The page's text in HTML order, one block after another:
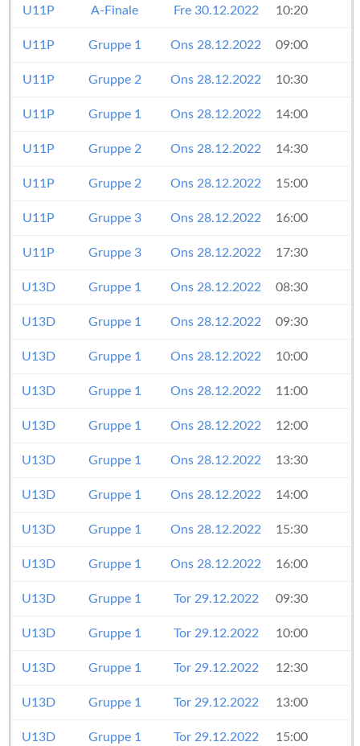
U11P A-Finale Fre 30.12.2022 10:20
U11P Gruppe 1 Ons 28.12.2022 09:00
U11P Gruppe 2 Ons 28.12.2022 10:30
U11P Gruppe 1 Ons 28.12.2022 14:00
U11P Gruppe 2 Ons 28.12.2022 14:30
U11P Gruppe 2 Ons 28.12.2022 15:00
U11P Gruppe 3 Ons 28.12.2022 16:00
U11P Gruppe 3 Ons 28.12.2022 17:30
U13D Gruppe 1 Ons 28.12.2022 08:30
U13D Gruppe 1 Ons 28.12.2022 09:30
U13D Gruppe 1 Ons 28.12.2022 10:00
U13D Gruppe 1 Ons 28.12.2022 11:00
U13D Gruppe 1 Ons 28.12.2022 12:00
U13D Gruppe 1 Ons 28.12.2022 13:30
U13D Gruppe 1 Ons 28.12.2022 14:00
U13D Gruppe 1 Ons 28.12.2022 15:30
U13D Gruppe 1 Ons 28.12.2022 16:00
U13D Gruppe 1 Tor 29.12.2022 09:30
U13D Gruppe 1 Tor 29.12.2022 10:00
U13D Gruppe 1 Tor 29.12.2022 12:30
U13D Gruppe 1 Tor 29.12.2022 13:00
U13D Gruppe 1 Tor 29.12.2022 15:00